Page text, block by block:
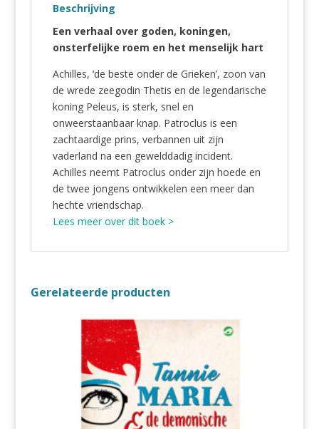
Beschrijving
Een verhaal over goden, koningen,
onsterfelijke roem en het menselijk hart
Achilles, ‘de beste onder de Grieken’, zoon van
de wrede zeegodin Thetis en de legendarische
koning Peleus, is sterk, snel en
onweerstaanbaar knap. Patroclus is een
zachtaardige prins, verbannen uit zijn
vaderland na een gewelddadig incident.
Achilles neemt Patroclus onder zijn hoede en
de twee jongens ontwikkelen een meer dan
hechte vriendschap.
Lees meer over dit boek >
Gerelateerde producten